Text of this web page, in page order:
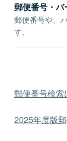
郵便番号・
郵便番号や、
す。
郵便番号検索
2025年度版